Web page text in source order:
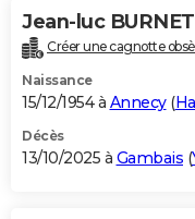
Jean-luc BURNET
Créer une cagnotte
Naissance
15/12/1954 à Annecy(
Décès
13/10/2025 à Gambais (